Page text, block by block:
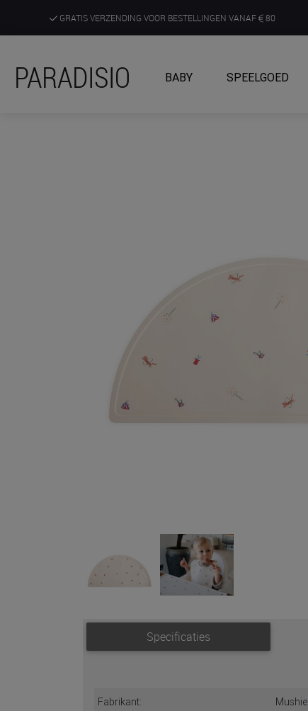
GRATIS VERZENDING VOOR BESTELLINGEN VANAF 80
ONTDEK, BELEEF EN KRIJG ADVIES IN ONZE WINKELS
PARADISIO BABY SPEELGOED
Specificaties
Fabrikant: Mushie